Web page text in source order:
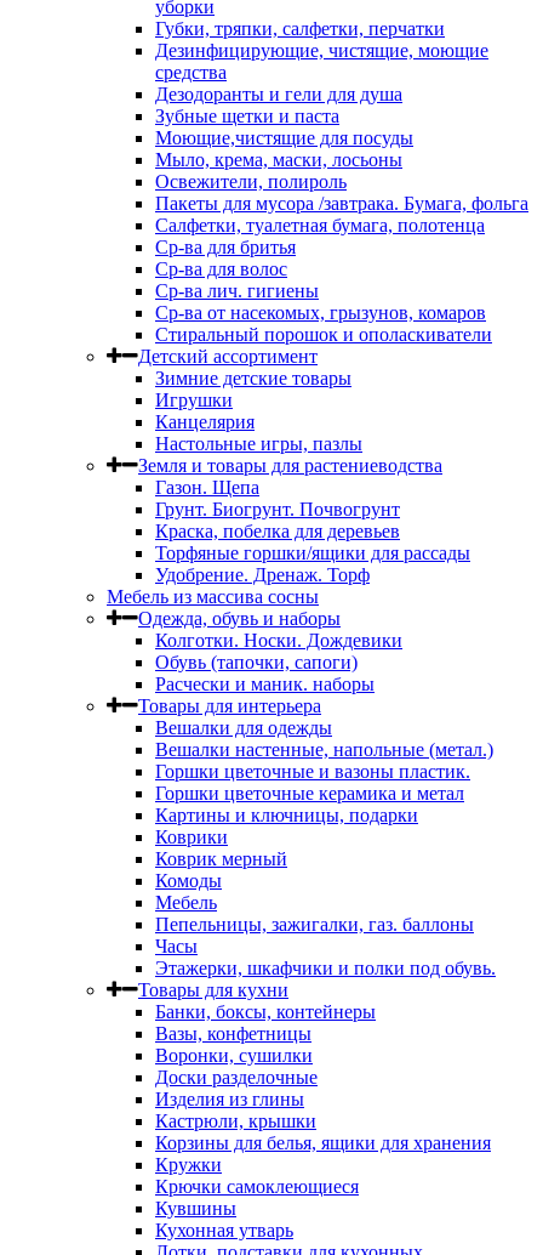
уборки
Губки, тряпки, салфетки, перчатки
Дезинфицирующие, чистящие, моющие
средства
Дезодоранты и гели для душа
Зубные щетки и паста
Моющие,чистящие для посуды
Мыло, крема, маски, лосьоны
Освежители, полироль
Пакеты для мусора /завтрака. Бумага, фольга
Салфетки, туалетная бумага, полотенца
Ср-ва для бритья
Ср-ва для волос
Ср-ва лич. гигиены
Ср-ва от насекомых, грызунов, комаров
Стиральный порошок и ополаскиватели
Детский ассортимент
Зимние детские товары
Игрушки
Канцелярия
Настольные игры, пазлы
Земля и товары для растениеводства
Газон. Щепа
Грунт. Биогрунт. Почвогрунт
Краска, побелка для деревьев
Торфяные горшки/ящики для рассады
Удобрение. Дренаж. Торф
Мебель из массива сосны
Одежда, обувь и наборы
Колготки. Носки. Дождевики
Обувь (тапочки, сапоги)
Расчески и маник. наборы
Товары для интерьера
Вешалки для одежды
Вешалки настенные, напольные (метал.)
Горшки цветочные и вазоны пластик.
Горшки цветочные керамика и метал
Картины и ключницы, подарки
Коврики
Коврик мерный
Комоды
Мебель
Пепельницы, зажигалки, газ. баллоны
Часы
Этажерки, шкафчики и полки под обувь.
Товары для кухни
Банки, боксы, контейнеры
Вазы, конфетницы
Воронки, сушилки
Доски разделочные
Изделия из глины
Кастрюли, крышки
Корзины для белья, ящики для хранения
Кружки
Крючки самоклеющиеся
Кувшины
Кухонная утварь